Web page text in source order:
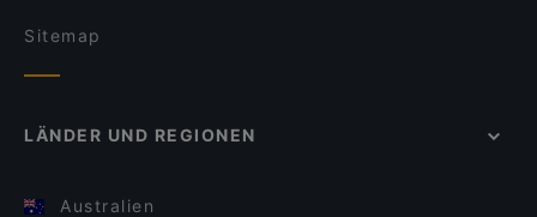
Sitemap
LÄNDER UND REGIONEN
Australien